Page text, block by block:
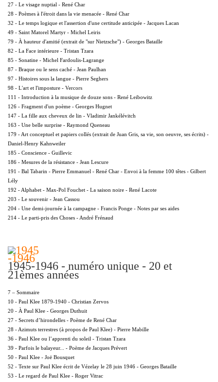
27 - Le visage nuptial - René Char
28 - Poèmes à l'étroit dans la vie menacée - René Char
32 - Le temps logique et l'assertion d'une certitude anticipée - Jacques Lacan
49 - Saint Matorel Martyr - Michel Leiris
79 - À hauteur d'amitié (extrait de "sur Nietzsche") - Georges Bataille
82 - La Face intérieure - Tristan Tzara
85 - Sonatine - Michel Fardoulis-Lagrange
87 - Braque ou le sens caché - Jean Paulhan
97 - Histoires sous la langue - Pierre Seghers
98 - L'art et l'imposture - Vercors
111 - Introduction à la musique de douze sons - René Leibowitz
126 - Fragment d'un poème - Georges Hugnet
147 - La fille aux cheveux de lin - Vladimir Jankélévitch
163 - Une belle surprise - Raymond Queneau
179 - Art conceptuel et papiers collés (extrait de Juan Gris, sa vie, son oeuvre, ses écrits) -
Daniel-Henry Kahnweiler
185 - Conscience - Guillevic
186 - Mesures de la résistance - Jean Lescure
191 - Bal Tabarin - Pierre Emmanuel - René Char - Envoi à la femme 100 têtes - Gilbert
Lély
192 - Alphabet - Max-Pol Fouchet - La saison noire - René Lacote
203 - Le souvenir - Jean Cassou
204 - Une demi-journée à la campagne - Francis Ponge - Notes par ses aides
214 - Le parti-pris des Choses - André Frénaud
1945-1946 - numéro unique - 20 et
21èmes années
7 – Sommaire
10 - Paul Klee 1879-1940 - Christian Zervos
20 - À Paul Klee - Georges Duthuit
27 - Secrets d’hirondelles - Poème de René Char
28 - Azimuts terrestres (à propos de Paul Klee) - Pierre Mabille
36 - Paul Klee ou l’apprenti du soleil - Tristan Tzara
39 - Parfois le balayeur... - Poème de Jacques Prévert
50 - Paul Klee - Joë Bousquet
52 - Texte sur Paul Klee écrit de Vézelay le 28 juin 1946 - Georges Bataille
53 - Le regard de Paul Klee - Roger Vitrac